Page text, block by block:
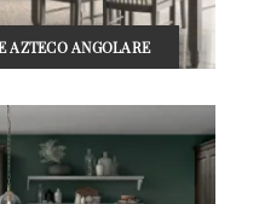
AZTECO ANGOLARE